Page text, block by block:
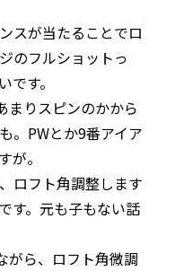
スが当たることでロ
のフルショットっ
す。
りスピンのかから
。PWとか9番アイア
が。
ロフト角調整します
す。元も子もない話
がら、ロフト角微調